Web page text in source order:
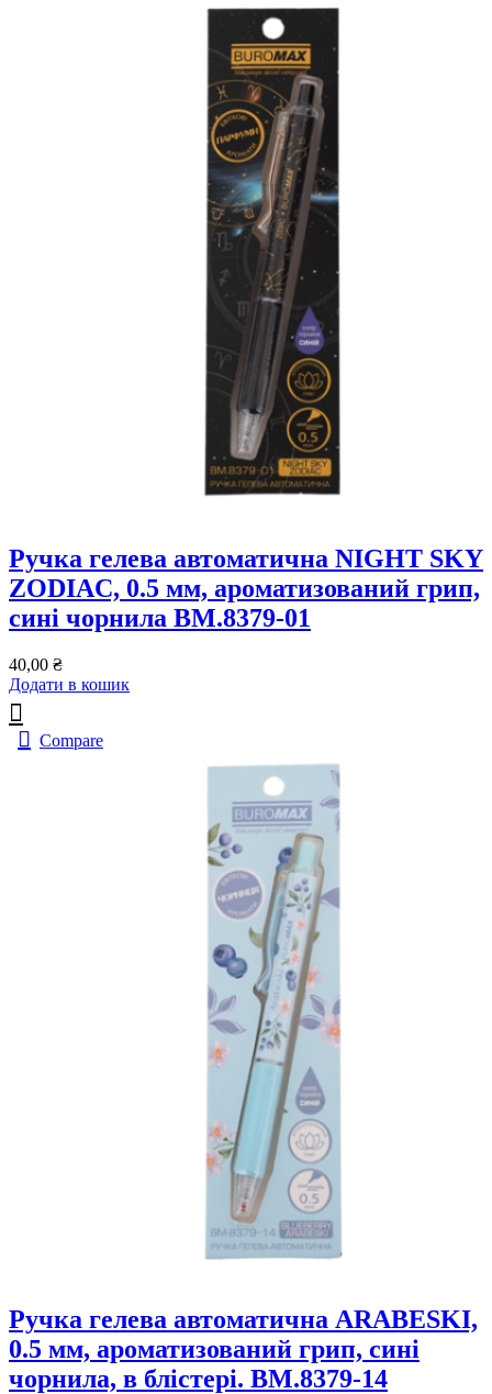
Ручка гелева автоматична NIGHT SKY
ZODIAC, 0.5 мм, ароматизований грип,
сині чорнила BM.8379-01
40,00 ₴
Додати в кошик
Compare
Ручка гелева автоматична ARABESKI,
0.5 мм, ароматизований грип, сині
чорнила, в блістері. BM.8379-14